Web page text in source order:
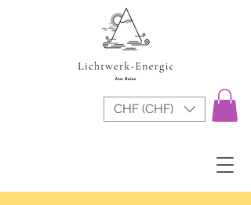
CHF (CHF)